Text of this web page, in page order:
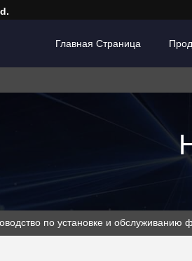
Главная Страница
по установке и